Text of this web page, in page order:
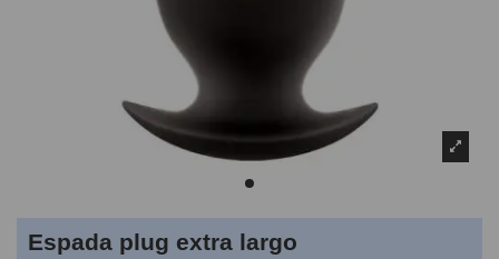
Espada plug extra largo